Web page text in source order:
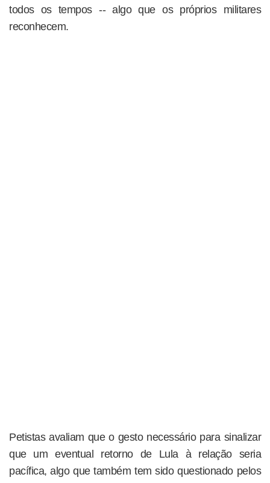
todos os tempos -- algo que os próprios militares
reconhecem.
Petistas avaliam que o gesto necessário para sinalizar
que um eventual retorno de Lula à relação seria
pacífica, algo que também tem sido questionado pelos